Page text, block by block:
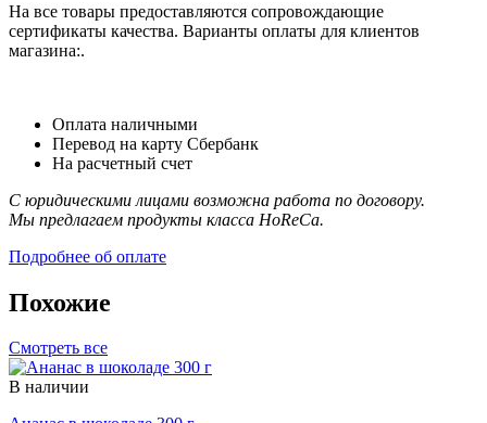
На все товары предоставляются сопровождающие
сертификаты качества. Варианты оплаты для клиентов
магазина:.
Оплата наличными
Перевод на карту Сбербанк
На расчетный счет
С юридическими лицами возможна работа по договору.
Мы предлагаем продукты класса HoReCa.
Подробнее об оплате
Похожие
Смотреть все
В наличии